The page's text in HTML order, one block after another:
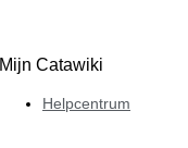
Mijn Catawiki
Helpcentrum